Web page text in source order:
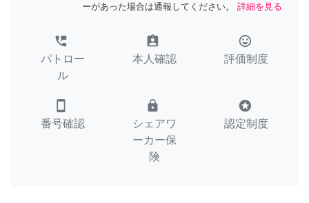
ーがあった場合は通報してください。
詳細を見る
perm_phone_msg
パトロー
ル
assignment_ind
本人確認
tag_faces
評価制度
smartphone
番号確認
lock
シェアワ
ーカー保
険
stars
認定制度